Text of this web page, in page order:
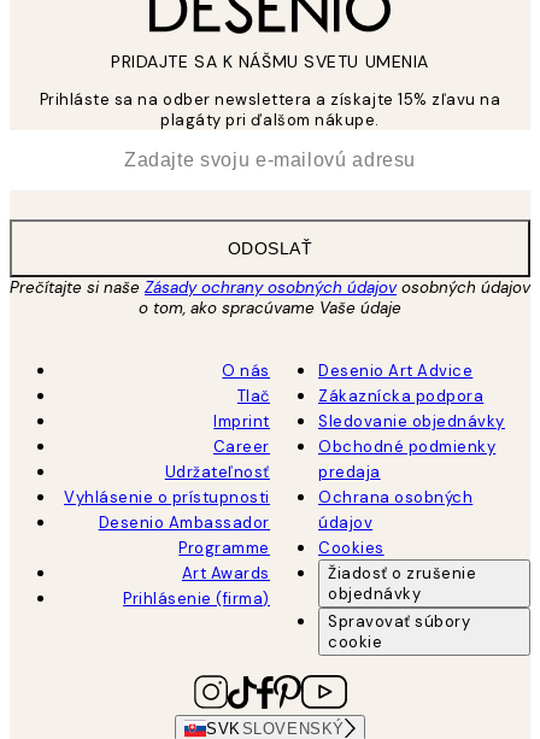
PRIDAJTE SA K NÁŠMU SVETU UMENIA
Prihláste sa na odber newslettera a získajte 15% zľavu na
plagáty pri ďalšom nákupe.
ODOSLAŤ
Prečítajte si naše Zásady ochrany osobných údajovosobných údajov
o tom, ako spracúvame Vaše údaje
O nás
Tlač
Imprint
Career
Udržateľnosť
Vyhlásenie o prístupnosti
Desenio Ambassador
Programme
Art Awards
Prihlásenie (firma)
Desenio Art Advice
Zákaznícka podpora
Sledovanie objednávky
Obchodné podmienky
predaja
Ochrana osobných
údajov
Cookies
Žiadosť o zrušenie
objednávky
Spravovať súbory
cookie
SVK SLOVENSKÝ